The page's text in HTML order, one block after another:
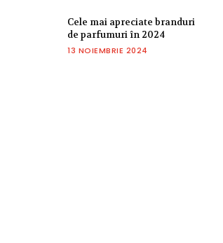
Cele mai apreciate branduri
de parfumuri în 2024
13 NOIEMBRIE 2024